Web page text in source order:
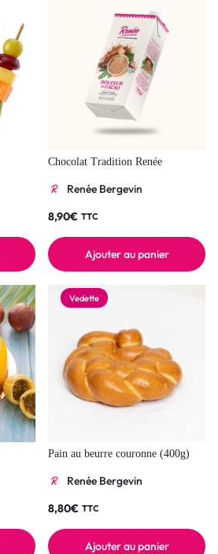
Chocolat Tradition Renée
Renée Bergevin
8,90€ TTC
Ajouter au panier
Vedette
Pain au beurre couronne (400g)
Renée Bergevin
8,80€ TTC
Ajouter au panier